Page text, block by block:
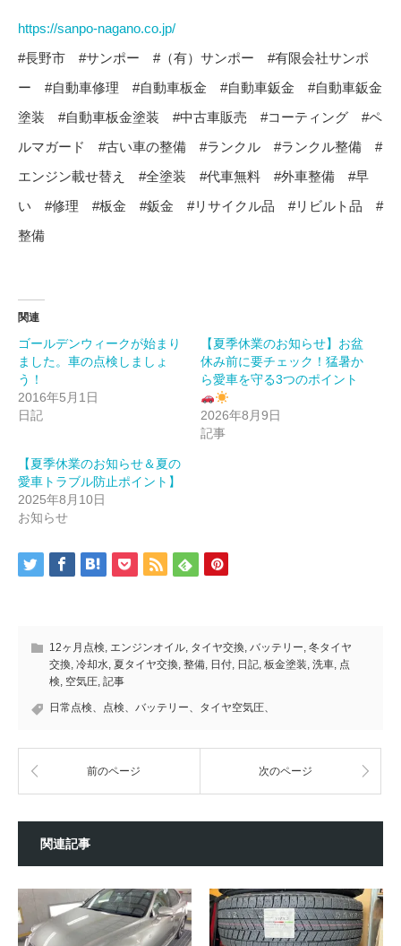
https://sanpo-nagano.co.jp/
#長野市 #サンポー #（有）サンポー #有限会社サンポ
ー #自動車修理 #自動車板金 #自動車鈑金 #自動車鈑金
塗装 #自動車板金塗装 #中古車販売 #コーティング #ペ
ルマガード #古い車の整備 #ランクル #ランクル整備 #
エンジン載せ替え #全塗装 #代車無料 #外車整備 #早
い #修理 #板金 #鈑金 #リサイクル品 #リビルト品 #
整備
関連
ゴールデンウィークが始まり
ました。車の点検しましょ
う！
2016年5月1日
日記
【夏季休業のお知らせ】お盆
休み前に要チェック！猛暑か
ら愛車を守る3つのポイント
2026年8月9日
記事
【夏季休業のお知らせ＆夏の
愛車トラブル防止ポイント】
2025年8月10日
お知らせ
12ヶ月点検, エンジンオイル, タイヤ交換, バッテリー, 冬タイヤ
交換, 冷却水, 夏タイヤ交換, 整備, 日付, 日記, 板金塗装, 洗車, 点
検, 空気圧, 記事
日常点検、点検、バッテリー、タイヤ空気圧、
前のページ 次のページ
関連記事